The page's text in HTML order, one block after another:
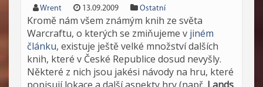
Wrent 13.09.2009 Ostatní
Kromě nám všem známým knih ze světa
Warcraftu, o kterých se zmiňujeme v jiném
článku, existuje ještě velké množství dalších
knih, které v České Republice dosud nevyšly.
Některé z nich jsou jakési návody na hru, které